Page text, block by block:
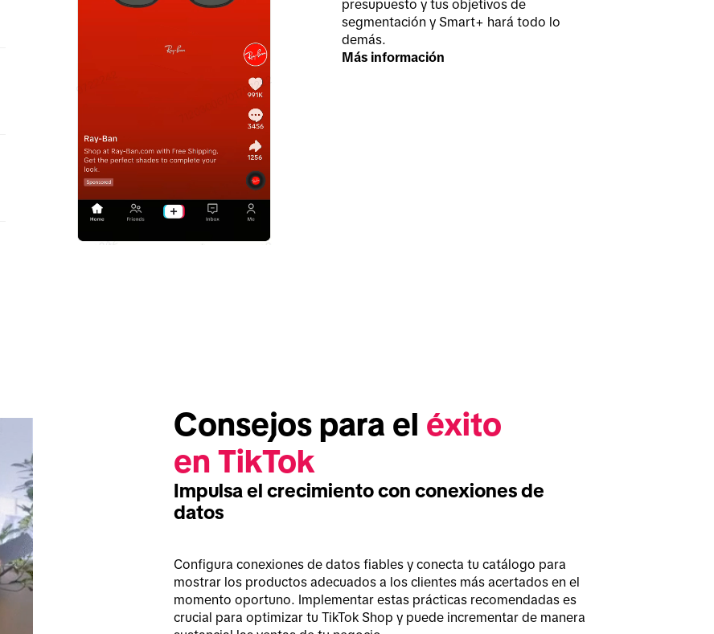
presupuesto y tus objetivos de
segmentación y Smart+ hará todo lo
demás.
Más información
Consejos para el éxito
en TikTok
Impulsa el crecimiento con conexiones de
datos
Configura conexiones de datos fiables y conecta tu catálogo para
mostrar los productos adecuados a los clientes más acertados en el
momento oportuno. Implementar estas prácticas recomendadas es
crucial para optimizar tu TikTok Shop y puede incrementar de manera